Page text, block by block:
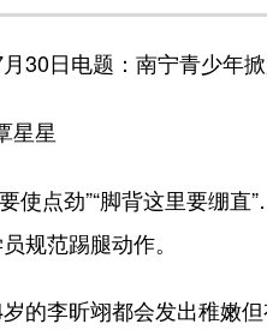
30日电题：南宁青少年
星
点劲”“脚背这里要绷直
规范踢腿动作。
李昕翊都会发出稚嫩但